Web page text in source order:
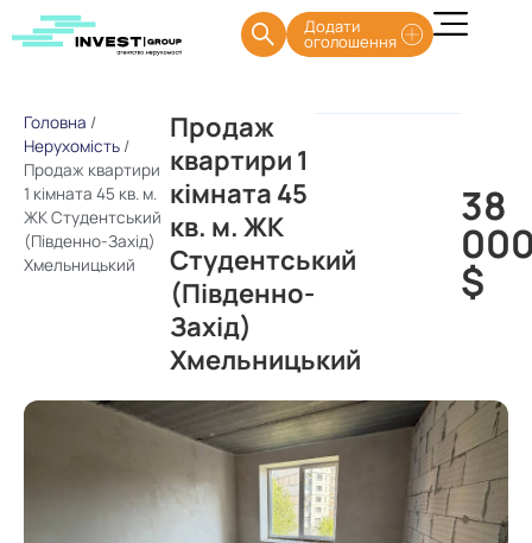
Додати
оголошення
Головна /
Нерухомість /
Продаж квартири
1 кімната 45 кв. м.
ЖК Студентський
(Південно-Захід)
Хмельницький
Продаж
квартири 1
кімната 45
кв. м. ЖК
Студентський
(Південно-
Захід)
Хмельницький
38
$